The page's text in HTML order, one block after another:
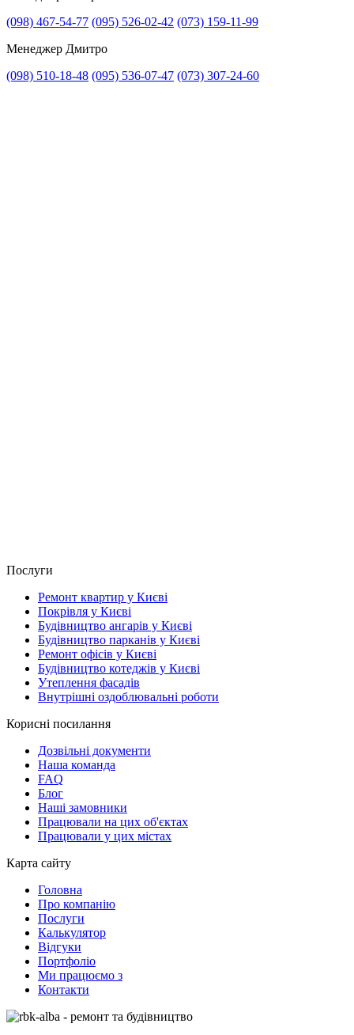
Прикріпити файл
Прикріпити фото
(098) 467-54-77 (095) 526-02-42 (073) 159-11-99
Менеджер Дмитро
(098) 510-18-48 (095) 536-07-47 (073) 307-24-60
Послуги
Ремонт квартир у Києві
Покрівля у Києві
Будівництво ангарів у Києві
Будівництво парканів у Києві
Ремонт офісів у Києві
Будівництво котеджів у Києві
Утеплення фасадів
Внутрішні оздоблювальні роботи
Корисні посилання
Дозвільні документи
Наша команда
FAQ
Блог
Наші замовники
Працювали на цих об'єктах
Працювали у цих містах
Карта сайту
Головна
Про компанію
Послуги
Калькулятор
Відгуки
Портфоліо
Ми працюємо з
Контакти